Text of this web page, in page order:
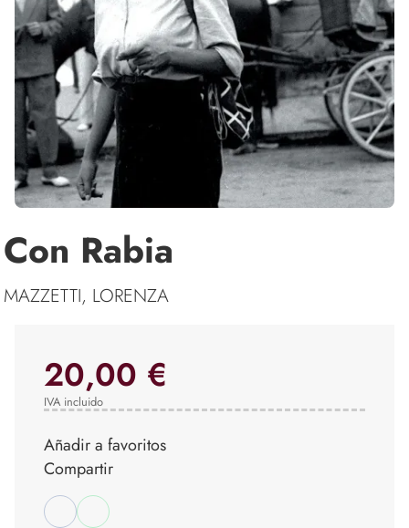
Con Rabia
MAZZETTI, LORENZA
20,00 €
IVA incluido
Añadir a favoritos
Compartir